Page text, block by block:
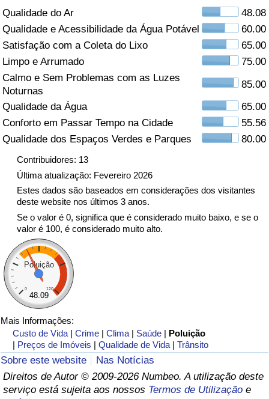
Qualidade do Ar
48.08
Qualidade e Acessibilidade da Água Potável
60.00
Satisfação com a Coleta do Lixo
65.00
Limpo e Arrumado
75.00
Calmo e Sem Problemas com as Luzes
Noturnas
85.00
Qualidade da Água
65.00
Conforto em Passar Tempo na Cidade
55.56
Qualidade dos Espaços Verdes e Parques
80.00
Contribuidores: 13
Última atualização: Fevereiro 2026
Estes dados são baseados em considerações dos visitantes
deste website nos últimos 3 anos.
Se o valor é 0, significa que é considerado muito baixo, e se o
valor é 100, é considerado muito alto.
Poluição
0 120
48.09
Mais Informações:
Custo de Vida |Crime |Clima | Saúde | Poluição
| Preços de Imóveis |Qualidade de Vida |Trânsito
Sobre este website
Nas Notícias
Direitos de Autor © 2009-2026 Numbeo. A utilização deste
serviço está sujeita aos nossos Termos de Utilização e
Indicador de Poluição (Atual)
Índice de poluição
Indicador de Poluição por País
Trânsito
Indicador de Trânsito
Indicador de Trânsito (Atual)
Indicador de Trânsito por País